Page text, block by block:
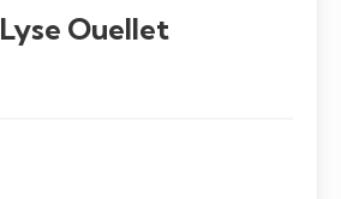
Lyse Ouellet